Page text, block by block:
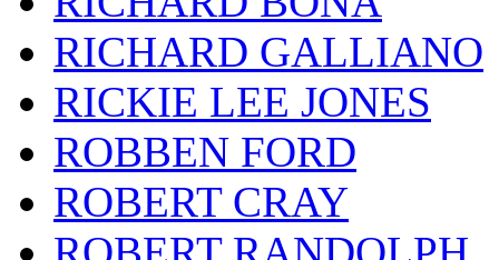
RICHARD GALLIANO
RICKIE LEE JONES
ROBBEN FORD
ROBERT CRAY